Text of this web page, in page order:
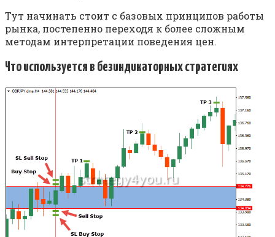
Тут начинать стоит с базовых принципов работы
рынка, постепенно переходя к более сложным
методам интерпретации поведения цен.
Что используется в безиндикаторных стратегиях